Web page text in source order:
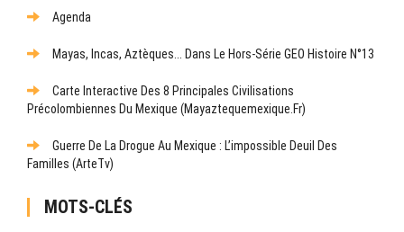
Agenda
Mayas, Incas, Aztèques... Dans Le Hors-Série GEO Histoire N°13
Carte Interactive Des 8 Principales Civilisations
Précolombiennes Du Mexique (mayaztequemexique.fr)
Guerre De La Drogue Au Mexique : L’impossible Deuil Des
Familles (ArteTv)
MOTS-CLÉS